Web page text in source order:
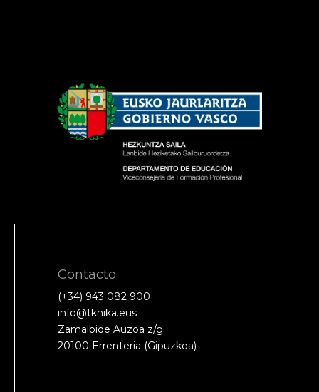
Contacto
(+34) 943 082 900
info@tknika.eus
Zamalbide Auzoa z/g
20100 Errenteria (Gipuzkoa)